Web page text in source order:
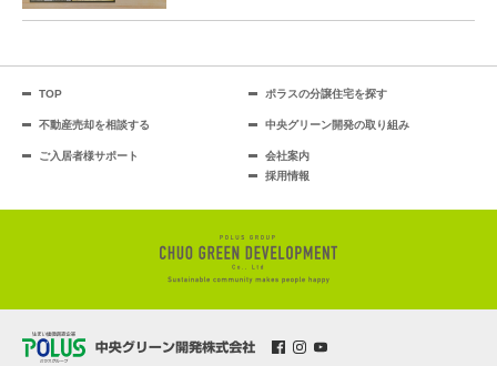
TOP ポラスの分譲住宅を探す
不動産売却を相談する 中央グリーン開発の取り組み
ご入居者様サポート
会社案内
採用情報